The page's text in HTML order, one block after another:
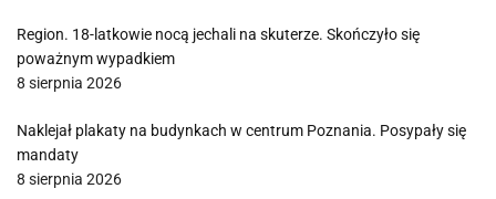
Region. 18-latkowie nocą jechali na skuterze. Skończyło się
poważnym wypadkiem
8 sierpnia 2026
Naklejał plakaty na budynkach w centrum Poznania. Posypały się
mandaty
8 sierpnia 2026